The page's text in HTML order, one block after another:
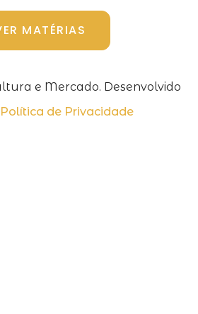
MATÉRIAS
e Mercado. Desenvolvido
Política de Privacidade